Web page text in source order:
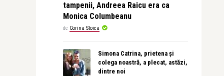
tampenii, Andreea Raicu era ca
Monica Columbeanu
de Corina Stoica
Simona Catrina, prietena și
colega noastră, a plecat, astăzi,
dintre noi